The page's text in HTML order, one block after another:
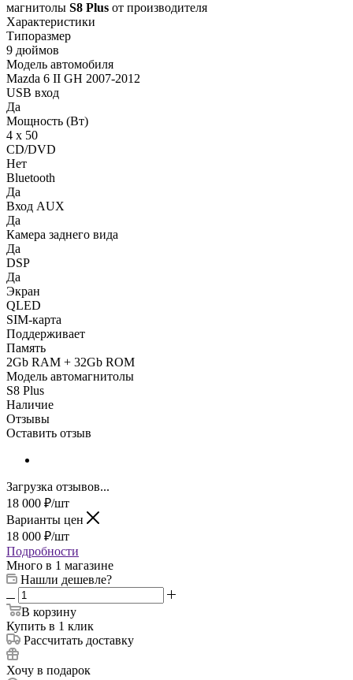
магнитолы S8 Plus от производителя
Характеристики
Типоразмер
9 дюймов
Модель автомобиля
Mazda 6 II GH 2007-2012
USB вход
Да
Мощность (Вт)
4 х 50
CD/DVD
Нет
Bluetooth
Да
Вход AUX
Да
Камера заднего вида
Да
DSP
Да
Экран
QLED
SIM-карта
Поддерживает
Память
2Gb RAM + 32Gb ROM
Модель автомагнитолы
S8 Plus
Наличие
Отзывы
Оставить отзыв
Загрузка отзывов...
18 000 ₽/шт
Варианты цен
18 000 ₽/шт
Подробности
Много в 1 магазине
Нашли дешевле?
В корзину
Купить в 1 клик
Рассчитать доставку
Хочу в подарок